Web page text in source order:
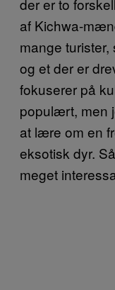
af Kichwa-
mange
og et der er
fokuserer på
populært, men
at lære om en
eksotisk dyr.
meget